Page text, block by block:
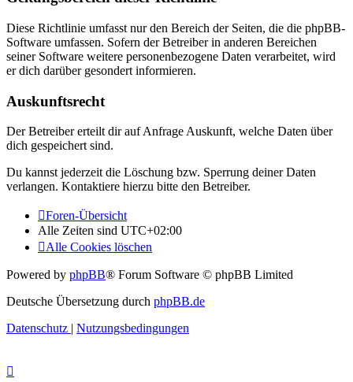
Diese Richtlinie umfasst nur den Bereich der Seiten, die die phpBB-
Software umfassen. Sofern der Betreiber in anderen Bereichen
seiner Software weitere personenbezogene Daten verarbeitet, wird
er dich darüber gesondert informieren.
Auskunftsrecht
Der Betreiber erteilt dir auf Anfrage Auskunft, welche Daten über
dich gespeichert sind.
Du kannst jederzeit die Löschung bzw. Sperrung deiner Daten
verlangen. Kontaktiere hierzu bitte den Betreiber.
Foren-Übersicht
Alle Zeiten sind UTC+02:00
Alle Cookies löschen
Powered by phpBB® Forum Software © phpBB Limited
Deutsche Übersetzung durch phpBB.de
Datenschutz | Nutzungsbedingungen